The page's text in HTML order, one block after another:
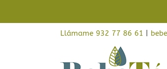
Llámame 932 77 86 61